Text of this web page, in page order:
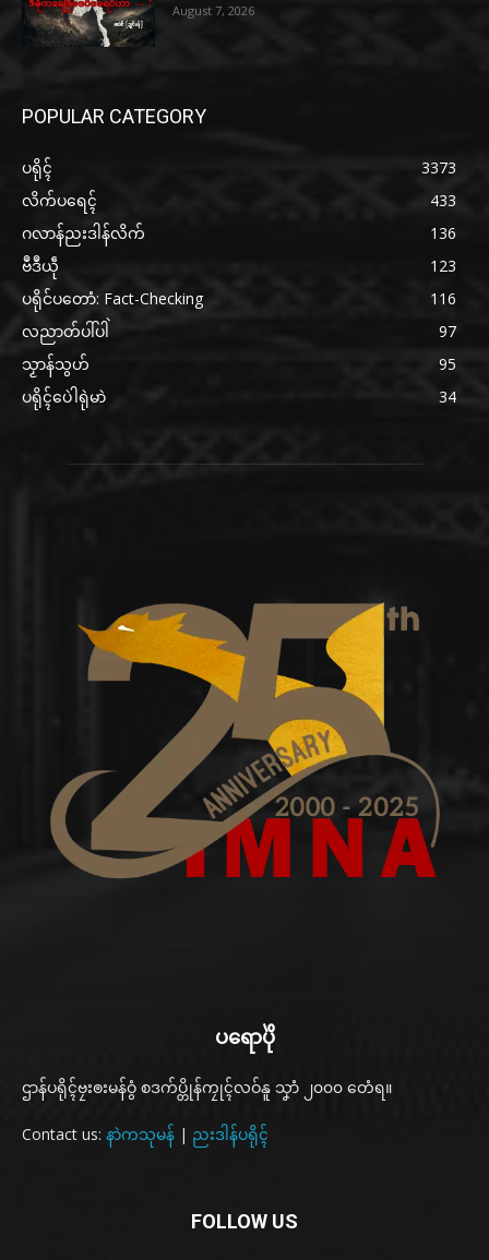
August 7, 2026
POPULAR CATEGORY
ပရိုၚ်
3373
လိက်ပရေၚ်
433
ဂလာန်ညးဒါန်လိက်
136
ဗဳဒဳယဵု
123
ပရိုင်ပတောံ: Fact-Checking
116
လညာတ်ပါ်ပါဲ
97
သၟာန်သွဟ်
95
ပရိုၚ်ပေဲါရုဲမာဲ
34
ပရောပိုဲ
ဌာန်ပရိုၚ်ဗၠးၜးမန်ဝွံ စဒက်ပ္တိုန်ကၠုၚ်လဝ်နူ သၞာံ ၂၀၀၀ တေံရ။
Contact us: နာဲကသုမန် | ညးဒါန်ပရိုၚ်
FOLLOW US